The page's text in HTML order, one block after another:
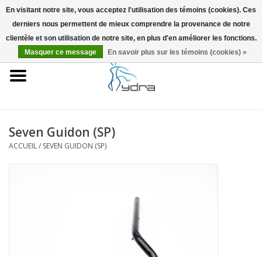
EUR
Accueil
Seven Guidon (SP)
ACCUEIL/ SEVEN GUIDON (SP)
En visitant notre site, vous acceptez l'utilisation des témoins (cookies). Ces
derniers nous permettent de mieux comprendre la provenance de notre
clientèle et son utilisation de notre site, en plus d'en améliorer les fonctions.
Masquer ce message
En savoir plus sur les témoins (cookies) »